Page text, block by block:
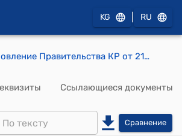
KG RU
Постановление Правительства КР от 21 мая 2020 года № 265 "О проекте Закона Кыргызской Республики "О ратификации Устава Международного Агентства по возобновляемым источникам энергии (IRENA), принятого на Учредительной конференции Международного агентства по возобновляемым источникам энергии 26 января 2009 года в городе Бонн"
Ссылающиеся документы
Сравнение